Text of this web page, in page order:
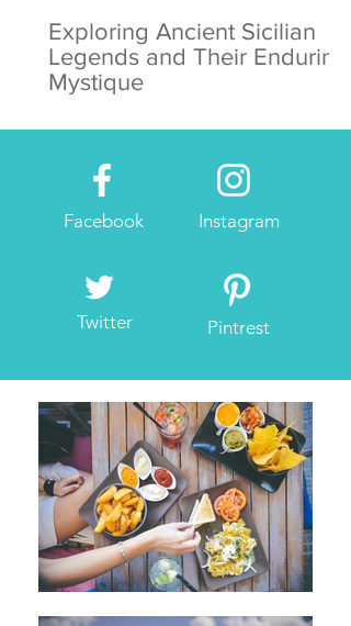
Exploring Ancient Sicilian
Legends and Their Enduring
Mystique
Facebook Instagram
Pintrest
Twitter